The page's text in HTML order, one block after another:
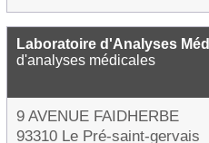
Laboratoire d'Analyses
d'analyses médicales
9 AVENUE FAIDHERBE
93310 Le Pré-saint-gervais